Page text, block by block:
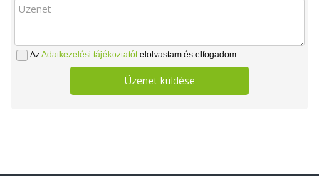
AzAdatkezelési tájékoztatótelolvastam és elfogadom.
Üzenet küldése